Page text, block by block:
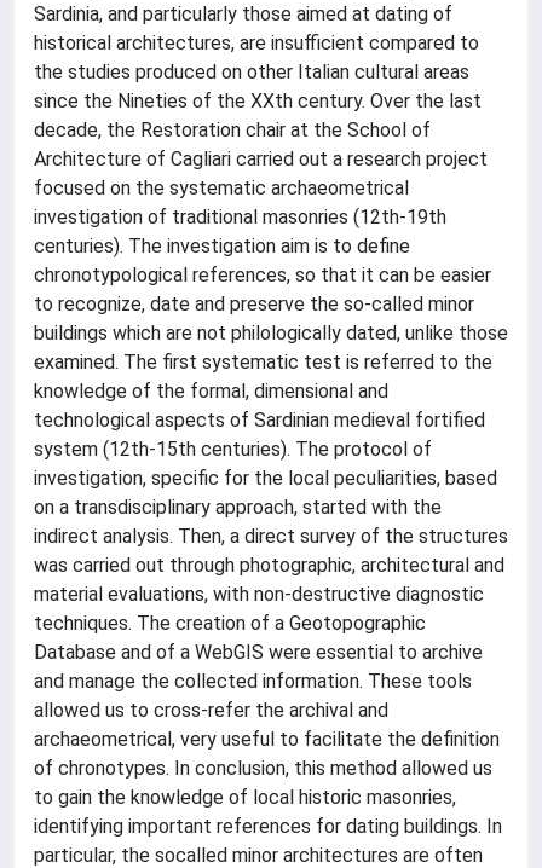
Sardinia, and particularly those aimed at dating of
historical architectures, are insufficient compared to
the studies produced on other Italian cultural areas
since the Nineties of the XXth century. Over the last
decade, the Restoration chair at the School of
Architecture of Cagliari carried out a research project
focused on the systematic archaeometrical
investigation of traditional masonries (12th-19th
centuries). The investigation aim is to define
chronotypological references, so that it can be easier
to recognize, date and preserve the so-called minor
buildings which are not philologically dated, unlike those
examined. The first systematic test is referred to the
knowledge of the formal, dimensional and
technological aspects of Sardinian medieval fortified
system (12th-15th centuries). The protocol of
investigation, specific for the local peculiarities, based
on a transdisciplinary approach, started with the
indirect analysis. Then, a direct survey of the structures
was carried out through photographic, architectural and
material evaluations, with non-destructive diagnostic
techniques. The creation of a Geotopographic
Database and of a WebGIS were essential to archive
and manage the collected information. These tools
allowed us to cross-refer the archival and
archaeometrical, very useful to facilitate the definition
of chronotypes. In conclusion, this method allowed us
to gain the knowledge of local historic masonries,
identifying important references for dating buildings. In
particular, the socalled minor architectures are often